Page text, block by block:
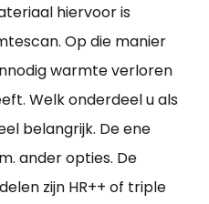
hiervoor is
Op die manier
warmte verloren
Welk onderdeel u als
belangrijk. De ene
ander opties. De
zijn HR++ of triple